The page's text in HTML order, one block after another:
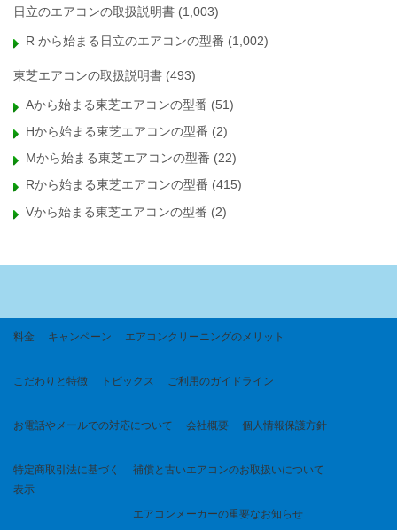
日立のエアコンの取扱説明書 (1,003)
R から始まる日立のエアコンの型番 (1,002)
東芝エアコンの取扱説明書 (493)
Aから始まる東芝エアコンの型番 (51)
Hから始まる東芝エアコンの型番 (2)
Mから始まる東芝エアコンの型番 (22)
Rから始まる東芝エアコンの型番 (415)
Vから始まる東芝エアコンの型番 (2)
料金 キャンペーン エアコンクリーニングのメリット
こだわりと特徴 トピックス ご利用のガイドライン
お電話やメールでの対応について 会社概要 個人情報保護方針
特定商取引法に基づく
表示
補償と古いエアコンのお取扱いについて
エアコンメーカーの重要なお知らせ